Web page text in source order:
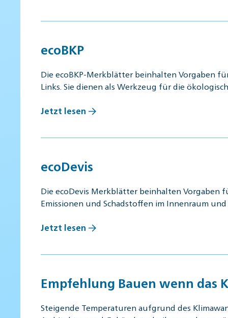
ecoBKP
Die ecoBKP-Merkblätter beinhalten Vorgaben
Links. Sie dienen als Werkzeug für die
Jetzt lesen
ecoDevis
Die ecoDevis Merkblätter beinhalten Vorgaben
Emissionen und Schadstoffen im Innenraum
Jetzt lesen
Empfehlung Bauen wenn das
Steigende Temperaturen aufgrund des